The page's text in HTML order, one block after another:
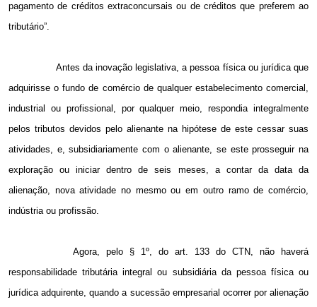
pagamento de créditos extraconcursais ou de créditos que preferem ao
tributário”.
Antes da inovação legislativa, a pessoa física ou jurídica que
adquirisse o fundo de comércio de qualquer estabelecimento comercial,
industrial ou profissional, por qualquer meio, respondia integralmente
pelos tributos devidos pelo alienante na hipótese de este cessar suas
atividades, e, subsidiariamente com o alienante, se este prosseguir na
exploração ou iniciar dentro de seis meses, a contar da data da
alienação, nova atividade no mesmo ou em outro ramo de comércio,
indústria ou profissão.
Agora, pelo § 1º, do art. 133 do CTN, não haverá
responsabilidade tributária integral ou subsidiária da pessoa física ou
jurídica adquirente, quando a sucessão empresarial ocorrer por alienação